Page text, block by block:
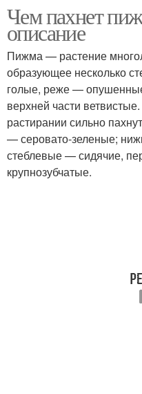
Чем пахнет
описание
Пижма — растение
образующее несколько
голые, реже —
верхней части
растирании сильно
— серовато-зеленые;
стеблевые — сидячие,
крупнозубчатые.